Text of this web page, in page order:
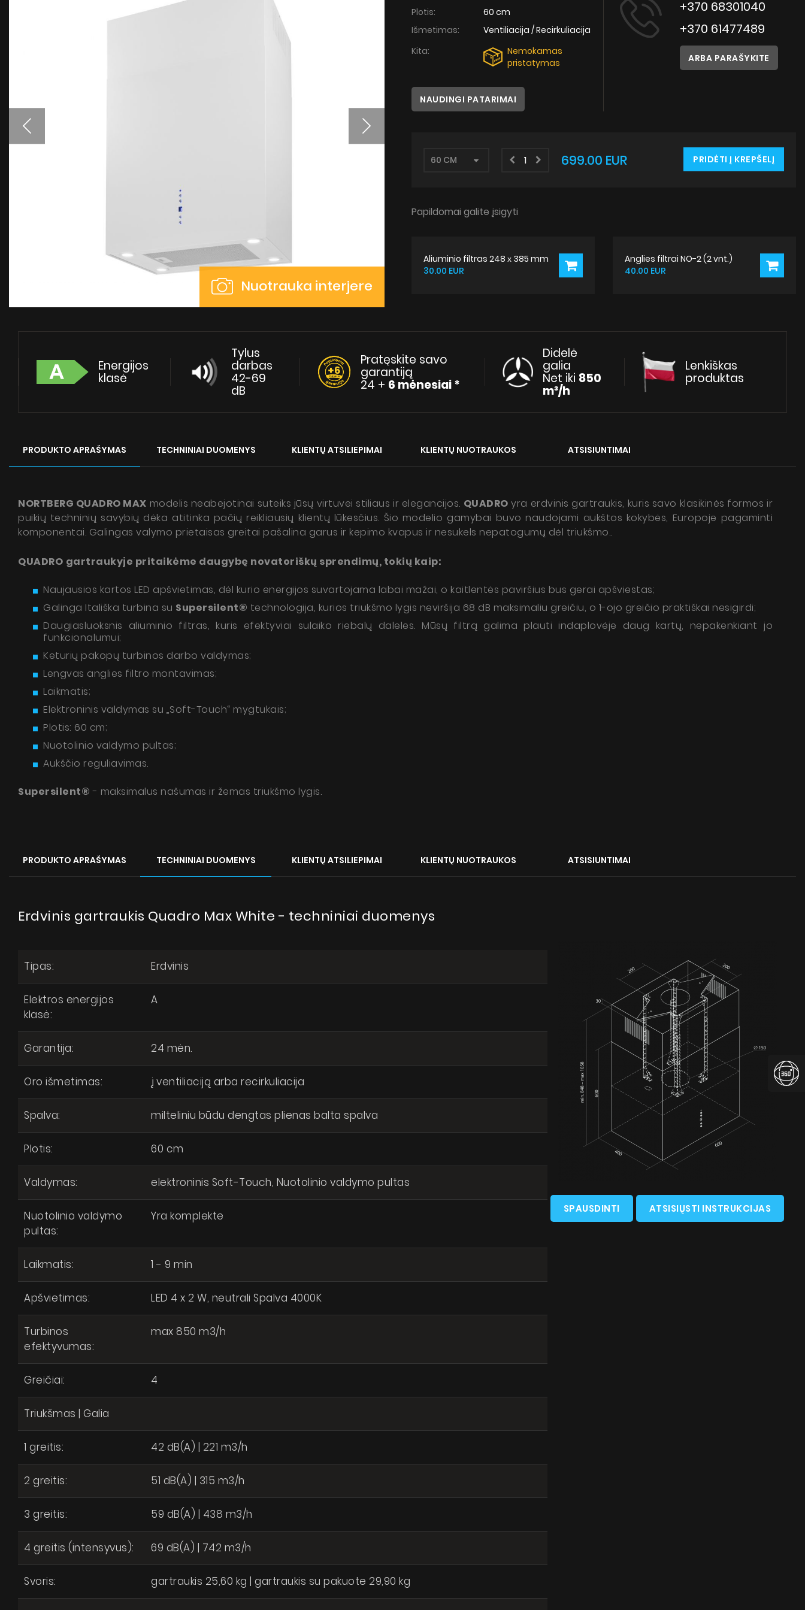
Akcijos
Kontaktai
Nuotrauka interjere
Plotis:
60 cm
Išmetimas:
Ventiliacija / Recirkuliacija
Kita:
Nemokamas
pristatymas
NAUDINGI PATARIMAI
+370 68301040
+370 61477489
ARBA PARAŠYKITE
Quadro Max White
Sutinku, kad mano asmens duomenys būtų tvarkomi pagal Lietuvos
respublikos duomenų apsaugos įstatymą
699.00 EUR PRIDĖTI Į KREPŠELĮ
Papildomai galite įsigyti
Aliuminio filtras 248 х 385 mm
30.00 EUR
Anglies filtrai NO-2 (2 vnt.)
40.00 EUR
Energijos
klasė
Tylus
darbas
42-69
dB
Pratęskite savo
garantiją
24 + 6 mėnesiai *
Didelė
galia
Net iki 850
m³/h
Lenkiškas
produktas
PRODUKTO APRAŠYMAS TECHNINIAI DUOMENYS KLIENTŲ ATSILIEPIMAI KLIENTŲ NUOTRAUKOS ATSISIUNTIMAI
NORTBERG QUADRO MAX modelis neabejotinai suteiks jūsų virtuvei stiliaus ir elegancijos. QUADRO yra erdvinis gartraukis, kuris savo klasikinės formos ir
puikių techninių savybių dėka atitinka pačių reikliausių klientų lūkesčius. Šio modelio gamybai buvo naudojami aukštos kokybės, Europoje pagaminti
komponentai. Galingas valymo prietaisas greitai pašalina garus ir kepimo kvapus ir nesukels nepatogumų dėl triukšmo..
QUADRO gartraukyje pritaikėme daugybę novatoriškų sprendimų, tokių kaip:
Naujausios kartos LED apšvietimas, dėl kurio energijos suvartojama labai mažai, o kaitlentės paviršius bus gerai apšviestas;
Galinga Itališka turbina su Supersilent® technologija, kurios triukšmo lygis neviršija 68 dB maksimaliu greičiu, o 1-ojo greičio praktiškai nesigirdi;
Daugiasluoksnis aliuminio filtras, kuris efektyviai sulaiko riebalų daleles. Mūsų filtrą galima plauti indaplovėje daug kartų, nepakenkiant jo
funkcionalumui;
Keturių pakopų turbinos darbo valdymas;
Lengvas anglies filtro montavimas;
Laikmatis;
Elektroninis valdymas su „Soft-Touch“ mygtukais;
Plotis: 60 cm;
Nuotolinio valdymo pultas;
Aukščio reguliavimas.
Supersilent® - maksimalus našumas ir žemas triukšmo lygis.
PRODUKTO APRAŠYMAS TECHNINIAI DUOMENYS KLIENTŲ ATSILIEPIMAI KLIENTŲ NUOTRAUKOS ATSISIUNTIMAI
Erdvinis gartraukis Quadro Max White - techniniai duomenys
Tipas: Erdvinis
Elektros energijos
klasė:
A
Garantija: 24 mėn.
Oro išmetimas: į ventiliaciją arba recirkuliacija
Spalva: milteliniu būdu dengtas plienas balta spalva
Plotis: 60 cm
Valdymas: elektroninis Soft-Touch, Nuotolinio valdymo pultas
Nuotolinio valdymo
pultas:
Yra komplekte
Laikmatis: 1 - 9 min
Apšvietimas: LED 4 x 2 W, neutrali Spalva 4000K
Turbinos
efektyvumas:
max 850 m3/h
Greičiai: 4
Triukšmas | Galia
1 greitis: 42 dB(A) | 221 m3/h
2 greitis: 51 dB(A) | 315 m3/h
3 greitis: 59 dB(A) | 438 m3/h
4 greitis (intensyvus): 69 dB(A) | 742 m3/h
Svoris: gartraukis 25,60 kg | gartraukis su pakuote 29,90 kg
SPAUSDINTI ATSISIŲSTI INSTRUKCIJAS